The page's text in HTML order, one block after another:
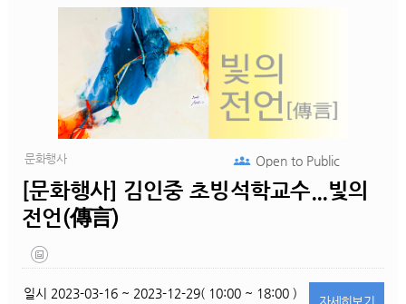
문화행사
[문화행사] 김인중 초빙석학교수...빛의
전언(傳言)
Open toPublic
일시 2023-03-16 ~ 2023-12-29( 10:00 ~ 18:00 )